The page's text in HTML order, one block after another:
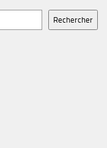
Rechercher